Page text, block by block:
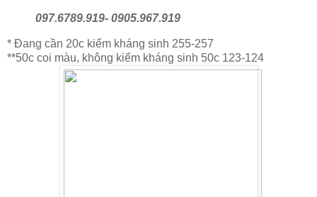
097.6789.919- 0905.967.919
* Đang cần 20c kiểm kháng sinh 255-257
**50c coi màu, không kiểm kháng sinh 50c 123-124